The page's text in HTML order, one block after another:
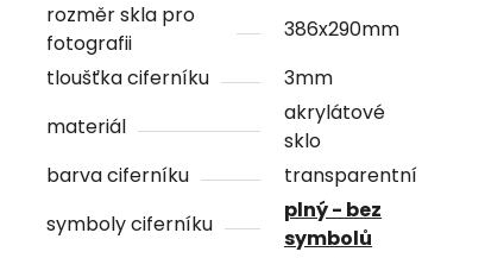
rozměr skla pro
fotografii
386x290mm
tloušťka ciferníku
3mm
materiál
akrylátové
sklo
barva ciferníku
transparentní
symboly ciferníku
plný - bez
symbolů